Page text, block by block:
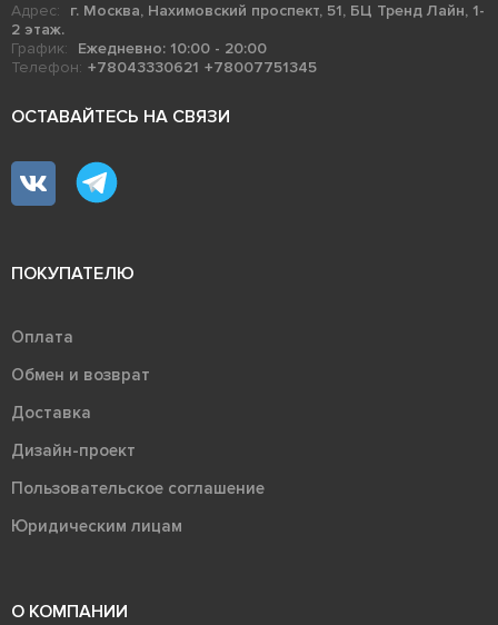
Адрес:
г. Москва, Нахимовский проспект, 51, БЦ Тренд Лайн, 1-
2 этаж.
График:
Ежедневно: 10:00 - 20:00
Телефон: +78043330621 +78007751345
ОСТАВАЙТЕСЬ НА СВЯЗИ
ПОКУПАТЕЛЮ
Оплата
Обмен и возврат
Доставка
Дизайн-проект
Пользовательское соглашение
Юридическим лицам
О КОМПАНИИ